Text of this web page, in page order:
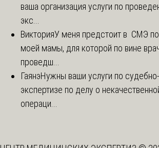
ваша организация услуги по
экс...
ВикторияУ меня предстоит в СМЭ
моей мамы, для которой по вине
проведш...
ГаянэНужны ваши услуги по
экспертизе по делу о
операци...